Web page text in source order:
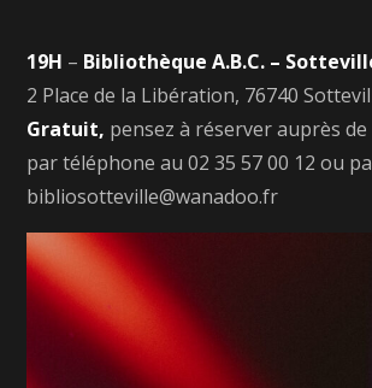
19H – Bibliothèque A.B.C. –
2 Place de la Libération, 76740
Gratuit, pensez à réserver auprès
par téléphone au 02 35 57 00 12 ou
bibliosotteville@wanadoo.fr